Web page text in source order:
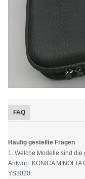
FAQ
Häufig gestellte Fragen
1. Welche Modelle sind
Antwort: KONICA
YS3020.